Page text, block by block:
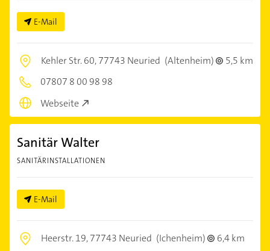
E-Mail
Kehler Str. 60,77743 Neuried (Altenheim)
5,5 km
07807 8 00 98 98
Webseite
Sanitär Walter
SANITÄRINSTALLATIONEN
E-Mail
Heerstr. 19,77743 Neuried (Ichenheim)
6,4 km